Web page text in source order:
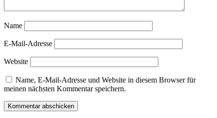
Name
E-Mail-Adresse
Website
Name, E-Mail-Adresse und Website in diesem Browser für
meinen nächsten Kommentar speichern.